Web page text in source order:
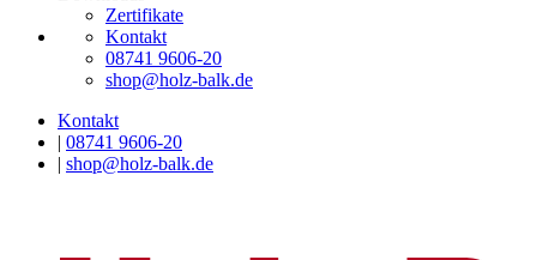
Zertifikate
Kontakt
08741 9606-20
shop@holz-balk.de
Kontakt
| 08741 9606-20
| shop@holz-balk.de